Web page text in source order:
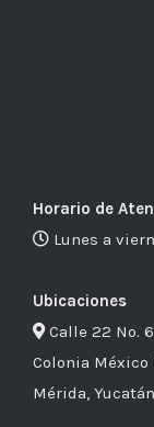
Horario de
Lunes a
Ubicaciones
Calle 22 No.
Colonia México
Mérida,